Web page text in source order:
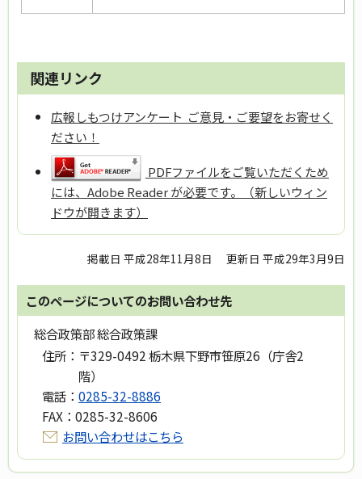
関連リンク
広報しもつけアンケート ご意見・ご要望をお寄せく
ださい！
PDFファイルをご覧いただくため
には、Adobe Reader が必要です。（新しいウィン
ドウが開きます）
掲載日 平成28年11月8日 更新日 平成29年3月9日
このページについてのお問い合わせ先
総合政策部 総合政策課
住所： 〒329-0492 栃木県下野市笹原26（庁舎2
階）
電話： 0285-32-8886
FAX： 0285-32-8606
お問い合わせはこちら